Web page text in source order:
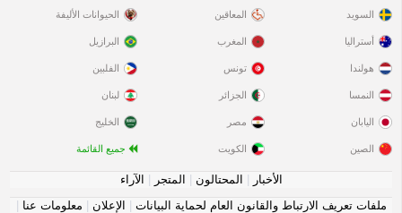
السويد المعاقين الحيوانات الأليفة
أستراليا
هولندا
النمسا
اليابان
الصين
المغرب
تونس
الجزائر
مصر
الكويت
البرازيل
الفلبين
لبنان
الخليج
جميع القائمة
الأخبار المحتالون المتجر
الآراء
ملفات تعريف الارتباط والقانون العام لحماية البيانات
الإعلان معلومات عنا